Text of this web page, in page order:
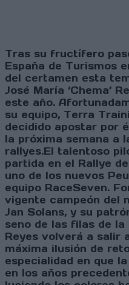
Tras su fructífero
España de Turismos
del certamen esta
José María ‘Chema’
este año.
su equipo, Terra
decidido apostar por
la próxima semana a
rallyes.El talentoso
partida en el Rallye
uno de los nuevos
equipo RaceSeven.
vigente campeón del
Jan Solans, y su
seno de las filas de
Reyes volverá a salir
máxima ilusión de
especialidad en que
en los años